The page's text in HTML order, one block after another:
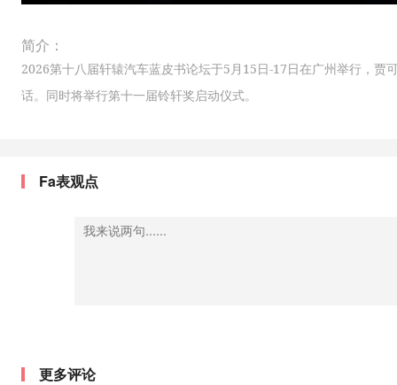
简介：
2026第十八届轩辕汽车蓝皮书论坛于5月15日-17日在广州举行，贾
话。同时将举行第十一届铃轩奖启动仪式。
Fa表观点
更多评论